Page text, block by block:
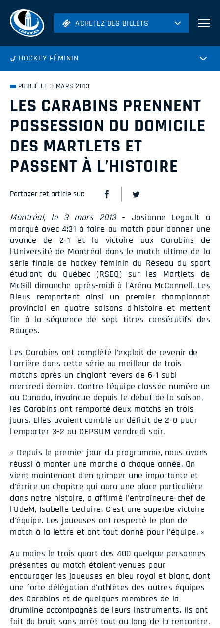
ACHETEZ DES BILLETS
Hockey
ACHETEZ DES BILLETS
HOCKEY FÉMININ
PUBLIÉ LE 3 MARS 2013
LES CARABINS PRENNENT
POSSESSION DU DOMICILE
DES MARTLETS ET
PASSENT À L’HISTOIRE
Partager cet article sur:
Montréal, le 3 mars 2013– Josianne Legault a
marqué avec 4:31 à faire au match pour donner une
avance de 2-1 et la victoire aux Carabins de
l'Université de Montréal dans le match ultime de la
série finale de hockey féminin du Réseau du sport
étudiant du Québec (RSEQ) sur les Martlets de
McGill dimanche après-midi à l'Aréna McConnell. Les
Bleus remportent ainsi un premier championnat
provincial en quatre saisons d'histoire et mettent
fin à la séquence de sept titres consécutifs des
Rouges.
Les Carabins ont complété l'exploit de revenir de
l'arrière dans cette série au meilleur de trois
matchs après un cinglant revers de 6-1 subi
mercredi dernier. Contre l'équipe classée numéro un
au Canada, invaincue depuis le début de la saison,
les Carabins ont remporté deux matchs en trois
jours. Elles avaient comblé un déficit de 2-0 pour
l'emporter 3-2 au CEPSUM vendredi soir.
« Depuis le premier jour du programme, nous avons
réussi à monter une marche à chaque année. On
vient maintenant d’en grimper une importante et
d'écrire un chapitre qui aura une place particulière
dans notre histoire, a affirmé l'entraîneure-chef de
l'UdeM, Isabelle Leclaire. C'est une superbe victoire
d'équipe. Les joueuses ont respecté le plan de
match à la lettre et ont tout donné pour l'équipe. »
Au moins le trois quart des 400 quelque personnes
présentes au match étaient venues pour
encourager les joueuses en bleu royal et blanc, dont
une forte délégation d'athlètes des autres équipes
des Carabins et de quelques membres de la
drumline accompagnés de leurs instruments. Ils ont
fait du bruit sans arrêt tout au long de la rencontre.